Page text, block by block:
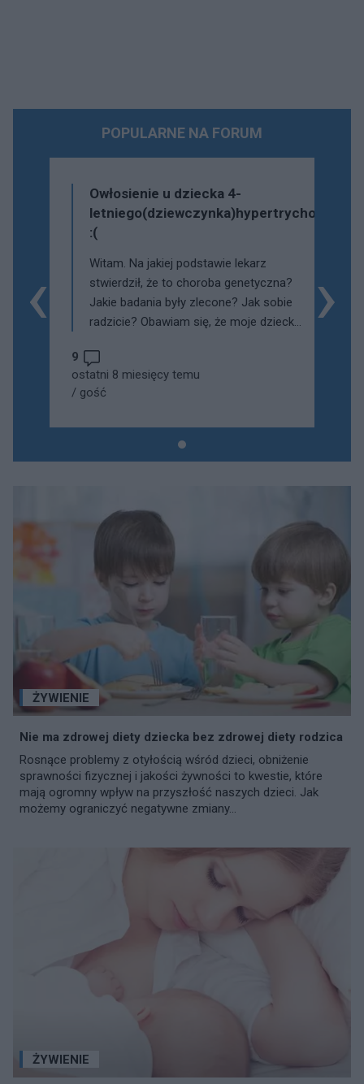
POPULARNE NA FORUM
Owłosienie u dziecka 4-
letniego(dziewczynka)hypertrychoza
:(
Witam. Na jakiej podstawie lekarz
stwierdził, że to choroba genetyczna?
Jakie badania były zlecone? Jak sobie
radzicie? Obawiam się, że moje dziecko
9
ostatni 8 miesięcy temu
/ gość
‹ ›
ŻYWIENIE
Nie ma zdrowej diety dziecka bez zdrowej diety rodzica
Rosnące problemy z otyłością wśród dzieci, obniżenie
sprawności fizycznej i jakości żywności to kwestie, które
mają ogromny wpływ na przyszłość naszych dzieci. Jak
możemy ograniczyć negatywne zmiany...
ŻYWIENIE